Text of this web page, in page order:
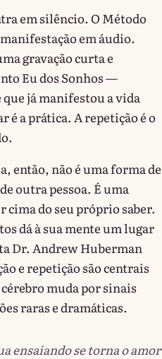
em silêncio. O Método
em áudio.
gravação curta e
Eu dos Sonhos —
que já manifestou a vida
é a prática. A repetição é o
então, não é uma forma de
outra pessoa. É uma
cima do seu próprio saber.
dá à sua mente um lugar
Dr. Andrew Huberman
e repetição são centrais
muda por sinais
raras e dramáticas.
ensaiando se torna o amor